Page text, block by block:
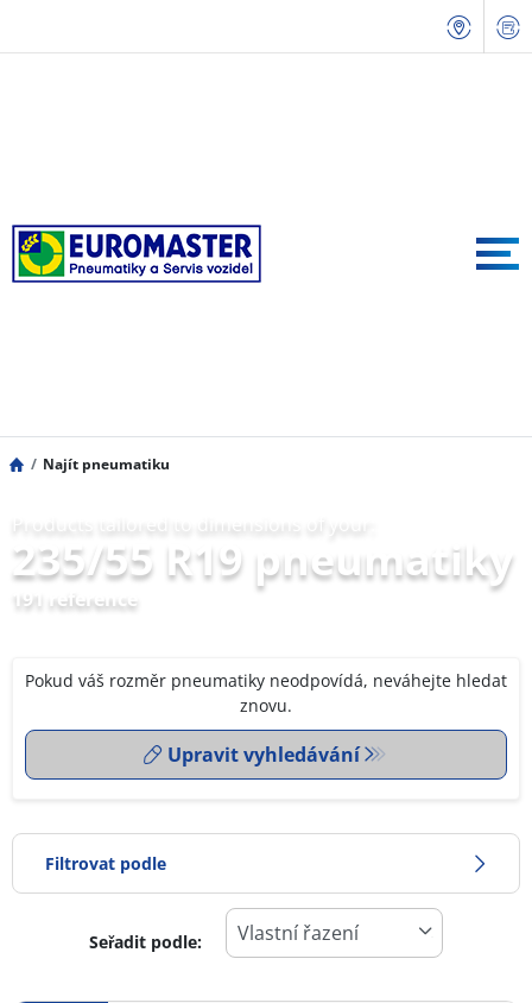
Najít pneumatiku
235/55 R19 pneumatiky
191 reference
Pokud váš rozměr pneumatiky neodpovídá, neváhejte hledat
znovu.
Upravit vyhledávání
Filtrovat podle
Seřadit podle: